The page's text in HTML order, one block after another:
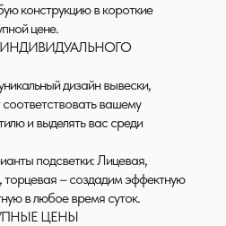
конструкцию в короткие
цене.
ИНДИВИДУАЛЬНОГО
дизайн вывески,
вашему
и выделять вас среди
подсветки: Лицевая,
торцевая – создадим эффектную
в любое время суток.
ЦЕНЫ